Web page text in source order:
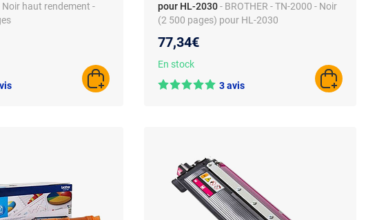
haut rendement -
AJOUTER AU PANIER
pour HL-2030- BROTHER - TN-2000 - Noir
(2 500 pages) pour HL-2030
77,34€
En stock
3 avis
AJOUTER